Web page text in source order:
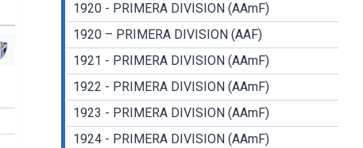
1920 - PRIMERA DIVISION (AAmF)
1920 – PRIMERA DIVISION (AAF)
1921 - PRIMERA DIVISION (AAmF)
1922 - PRIMERA DIVISION (AAmF)
1923 - PRIMERA DIVISION (AAmF)
1924 - PRIMERA DIVISION (AAmF)